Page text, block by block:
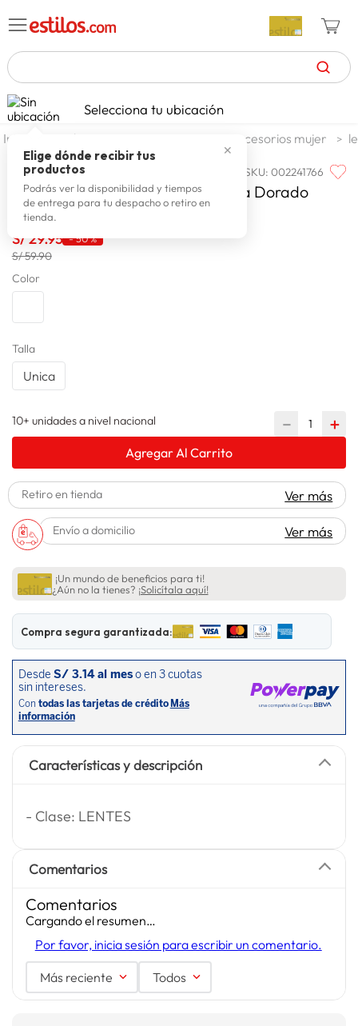
TÉRMINOS MÁS BUSCADOS
1. celulares
2. zapatillas mujer
3. zapatillas hombre
4. moda
5 . zapatillas
tv
7.
8.
9.
10. lavadora
Selecciona tu ubicación
✕
Elige dónde recibir tus
productos
Podrás ver la disponibilidad y tiempos
de entrega para tu despacho o retiro en
tienda.
moda y accesorios accesorios mujer
LAX FASHION SKU:002241766
Lentes De Sol Lax Casual Arabella Dorado
S/ 29.95 -50 %
S/ 59.90
Color
Talla
Unica
10+ unidades a nivel nacional ＋
－
Agregar Al Carrito
Retiro en tienda Ver más
Envío a domicilio Ver más
¡Un mundo de beneficios para ti!
¿Aún no la tienes? ¡Solicítala aquí!
Compra segura garantizada:
Características y descripción
- Clase: LENTES
Comentarios
Comentarios
Cargando el resumen…
Por favor, inicia sesión para escribir un comentario.
Más reciente Todos